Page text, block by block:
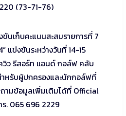
(73-71-76)
ขันเก็บคะแนนสะสมรายการที่ 7
แข่งขันระหว่างวันที่ 14-15
วิว รีสอร์ท แอนด์ กอล์ฟ คลับ
หรับผู้ปกครองและนักกอล์ฟที่
ามข้อมูลเพิ่มเติมได้ที่ Official
ร. 065 696 2229